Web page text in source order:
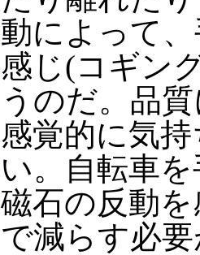
動によって
感じ(コギン
うのだ。品
感覚的に気
い。自転車
磁石の反動
で減らす必